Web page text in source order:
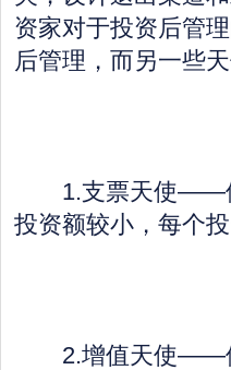
资家对于投资后管
后管理，而另一些
1.支票天使——他
投资额较小，每个
2.增值天使——他